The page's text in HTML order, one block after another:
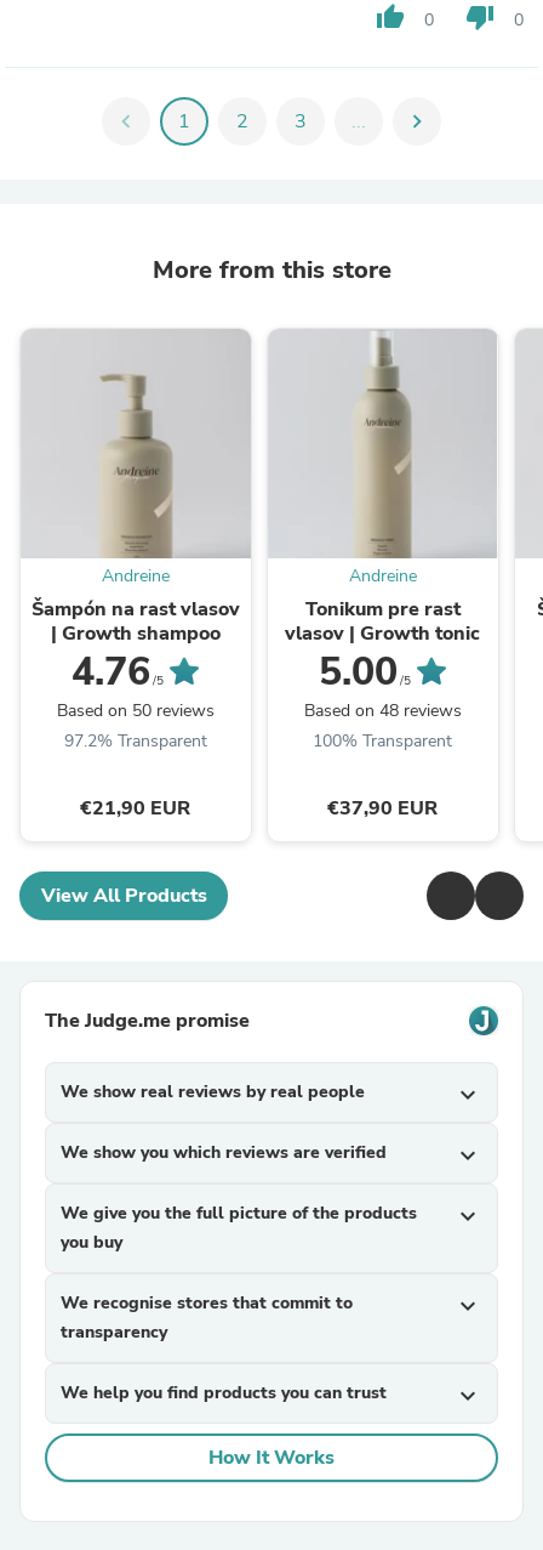
thumb_up 0 thumb_down 0
chevron_left 1 2 3 ... chevron_right
More from this store
Andreine
Šampón na rast vlasov
| Growth shampoo
4.76 /5
Based on 50 reviews
97.2% Transparent
€21,90 EUR
Andreine
Tonikum pre rast
vlasov | Growth tonic
5.00 /5
Based on 48 reviews
100% Transparent
€37,90 EUR
View All Products
The Judge.me promise
We show real reviews by real people expand_more
We show you which reviews are verified expand_more
We give you the full picture of the products
you buy
expand_more
We recognise stores that commit to
transparency
expand_more
We help you find products you can trust expand_more
How It Works